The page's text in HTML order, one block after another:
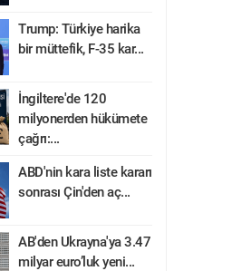
Trump: Türkiye harika
bir müttefik, F-35 kar...
İngiltere'de 120
milyonerden hükümete
çağrı:...
ABD'nin kara liste kararı
sonrası Çin'den aç...
AB'den Ukrayna'ya 3.47
milyar euro’luk yeni...